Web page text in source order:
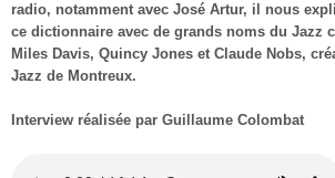
radio, notamment avec José Artur, il nous
ce dictionnaire avec de grands noms du Jazz
Miles Davis, Quincy Jones et Claude Nobs,
Jazz de Montreux.
Interview réalisée par Guillaume Colombat